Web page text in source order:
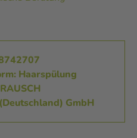
Haarspülung
GmbH